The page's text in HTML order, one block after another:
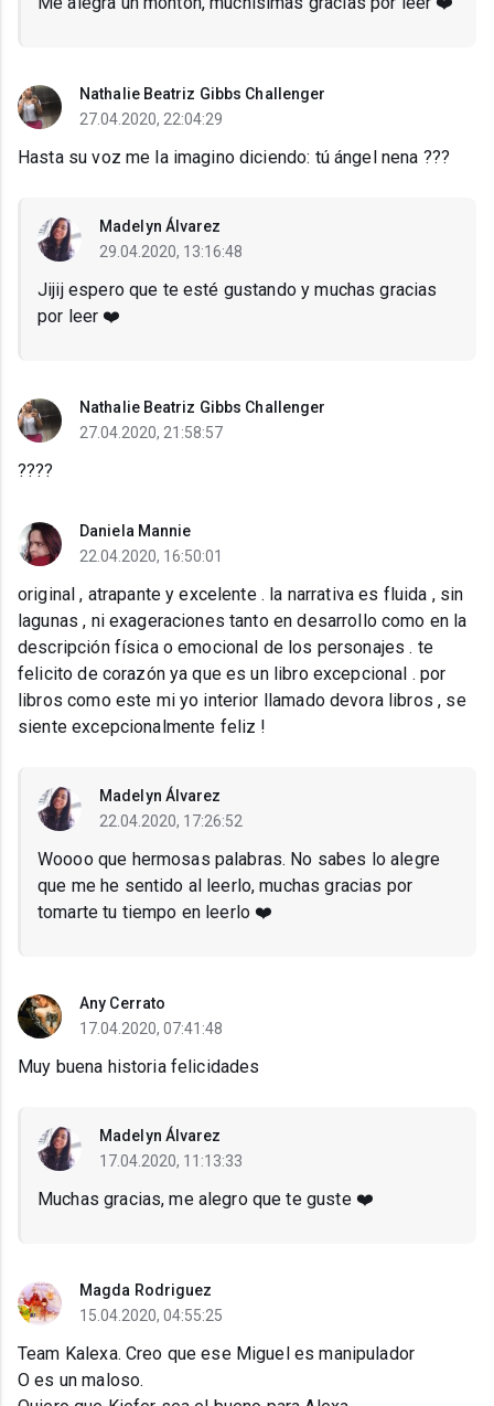
Nathalie Beatriz Gibbs Challenger
27.04.2020, 22:04:29
Hasta su voz me la imagino diciendo: tú ángel nena ???
Madelyn Álvarez
29.04.2020, 13:16:48
Jijij espero que te esté gustando y muchas gracias
por leer ❤️
Nathalie Beatriz Gibbs Challenger
27.04.2020, 21:58:57
????
Daniela Mannie
22.04.2020, 16:50:01
original , atrapante y excelente . la narrativa es fluida , sin
lagunas , ni exageraciones tanto en desarrollo como en la
descripción física o emocional de los personajes . te
felicito de corazón ya que es un libro excepcional . por
libros como este mi yo interior llamado devora libros , se
siente excepcionalmente feliz !
Madelyn Álvarez
22.04.2020, 17:26:52
Woooo que hermosas palabras. No sabes lo alegre
que me he sentido al leerlo, muchas gracias por
tomarte tu tiempo en leerlo ❤️
Any Cerrato
17.04.2020, 07:41:48
Muy buena historia felicidades
Madelyn Álvarez
17.04.2020, 11:13:33
Muchas gracias, me alegro que te guste ❤️
Magda Rodriguez
15.04.2020, 04:55:25
Team Kalexa. Creo que ese Miguel es manipulador
O es un maloso.